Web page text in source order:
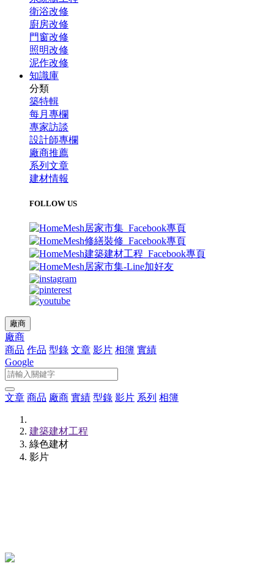
衛浴改修
廚房改修
門窗改修
照明改修
泥作改修
知識庫
分類
築特輯
每月專欄
專家訪談
設計師專欄
廠商推薦
系列文章
建材情報
FOLLOW US
廠商
廠商
商品 作品 型錄 文章 影片 相簿 實績
Google
文章 商品 廠商 實績 型錄 影片 系列 相簿
建築建材工程
綠色建材
影片